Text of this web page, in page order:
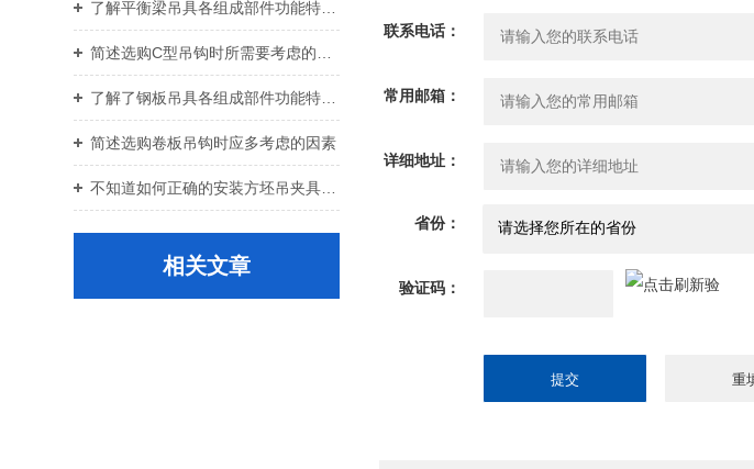
简述选购卷板吊钩时应多考虑的因素
相关文章
联系电话：
常用邮箱：
详细地址：
省份：
验证码：